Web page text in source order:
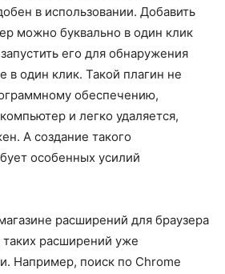
в использовании. Добавить
можно буквально в один клик
его для обнаружения
один клик. Такой плагин не
обеспечению,
и легко удаляется,
А создание такого
особенных усилий
расширений для браузера
таких расширений уже
Например, поиск по Chrome